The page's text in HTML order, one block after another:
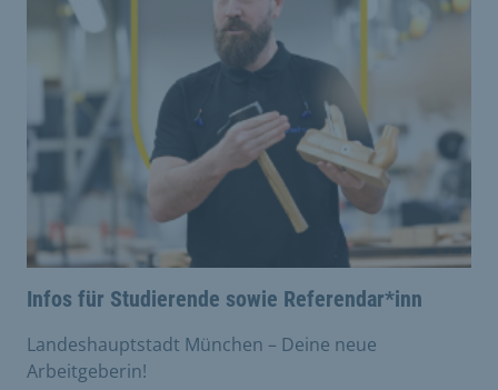
Infos für Studierende sowie Referendar*inn
Landeshauptstadt München – Deine neue
Arbeitgeberin!